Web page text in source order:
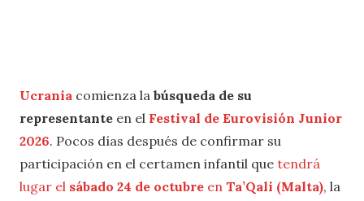
Ucrania comienza la búsqueda de su
representante en el Festival de Eurovisión Junior
2026. Pocos días después de confirmar su
participación en el certamen infantil que tendrá
lugar el sábado 24 de octubre en Ta’Qali (Malta), la